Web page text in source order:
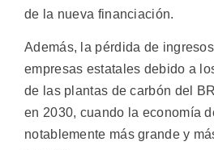
de la nueva financiación.
Además, la pérdida de
empresas estatales debido a
de las plantas de carbón del
en 2030, cuando la economía
notablemente más grande y